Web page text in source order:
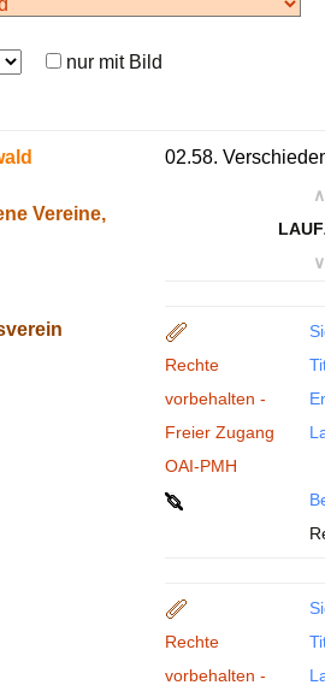
nur mit Bild
Vereine,
02.58.
∧
∨
Rechte
vorbehalten -
Freier Zugang
OAI-PMH
Rechte
vorbehalten -